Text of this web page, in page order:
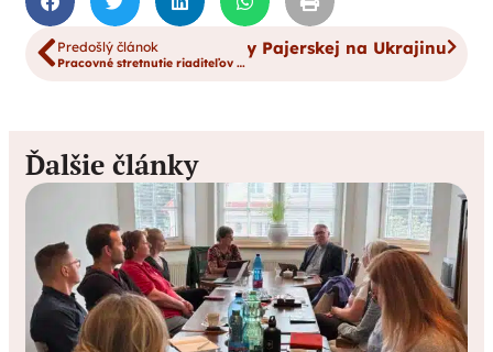
Predošlý článok
Pracovné stretnutie riaditeľov ADOS v Dolnom Smokovci: spoločná vízia starostlivosti a nová spolupráca s NÚTRCH
Ďalší článok100 ciest Katky Pajerskej na Ukrajinu
Ďalšie články